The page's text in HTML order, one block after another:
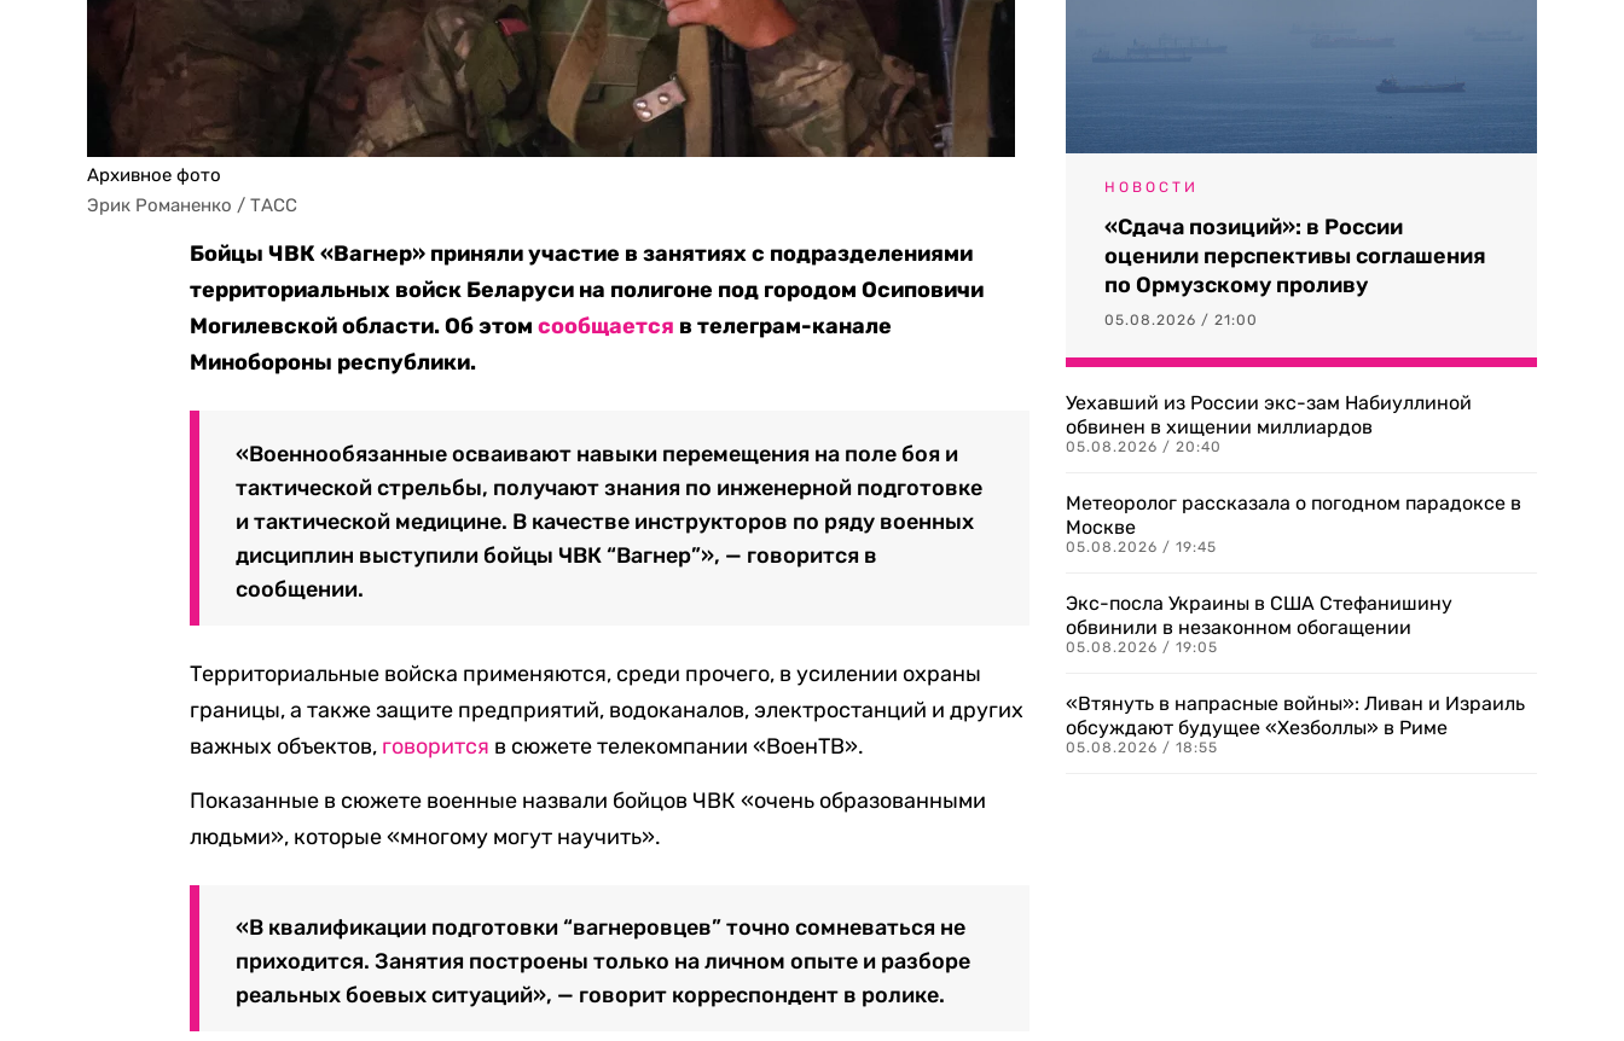
Архивное фото
Эрик Романенко / ТАСС
Бойцы ЧВК «Вагнер» приняли участие в занятиях с подразделениями
территориальных войск Беларуси на полигоне под городом Осиповичи
Могилевской области. Об этомсообщается в телеграм-канале
Минобороны республики.
«Военнообязанные осваивают навыки перемещения на поле боя и
тактической стрельбы, получают знания по инженерной подготовке
и тактической медицине. В качестве инструкторов по ряду военных
дисциплин выступили бойцы ЧВК “Вагнер”», — говорится в
сообщении.
Территориальные войска применяются, среди прочего, в усилении охраны
границы, а также защите предприятий, водоканалов, электростанций и других
важных объектов, говорится в сюжете телекомпании «ВоенТВ».
Показанные в сюжете военные назвали бойцов ЧВК «очень образованными
людьми», которые «многому могут научить».
«В квалификации подготовки “вагнеровцев” точно сомневаться не
приходится. Занятия построены только на личном опыте и разборе
реальных боевых ситуаций», — говорит корреспондент в ролике.
НОВОСТИ
«Сдача позиций»: в России
оценили перспективы соглашения
по Ормузскому проливу
05.08.2026 / 21:00
Уехавший из России экс-зам Набиуллиной
обвинен в хищении миллиардов
05.08.2026 / 20:40
Метеоролог рассказала о погодном парадоксе в
Москве
05.08.2026 / 19:45
Экс-посла Украины в США Стефанишину
обвинили в незаконном обогащении
05.08.2026 / 19:05
«Втянуть в напрасные войны»: Ливан и Израиль
обсуждают будущее «Хезболлы» в Риме
05.08.2026 / 18:55